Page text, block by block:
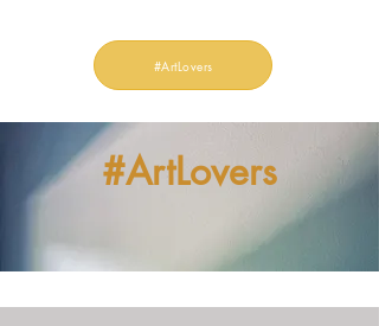
#ArtLovers
#ArtLovers